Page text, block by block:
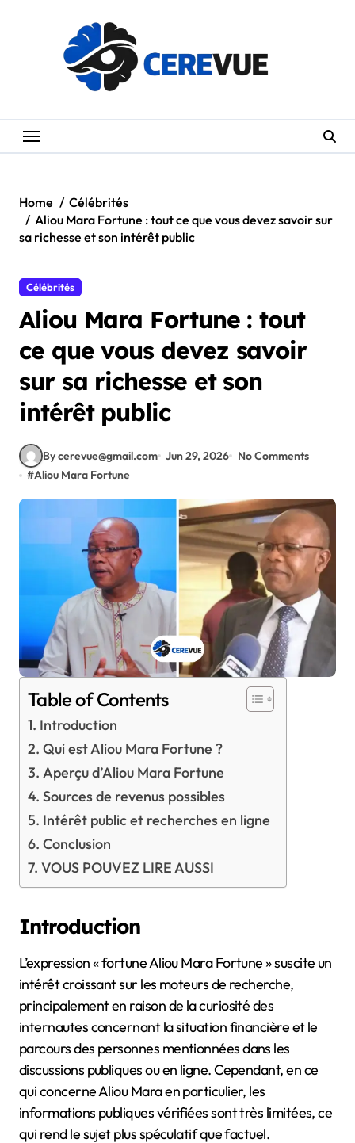
Home
Célébrités
Aliou Mara Fortune : tout ce que vous devez savoir sur
sa richesse et son intérêt public
Célébrités
Aliou Mara Fortune : tout
ce que vous devez savoir
sur sa richesse et son
intérêt public
By cerevue@gmail.com Jun 29, 2026
No Comments
#Aliou Mara Fortune
Table of Contents
Introduction
Qui est Aliou Mara Fortune ?
Aperçu d’Aliou Mara Fortune
Sources de revenus possibles
Intérêt public et recherches en ligne
Conclusion
VOUS POUVEZ LIRE AUSSI
Introduction
L’expression « fortune Aliou Mara Fortune » suscite un
intérêt croissant sur les moteurs de recherche,
principalement en raison de la curiosité des
internautes concernant la situation financière et le
parcours des personnes mentionnées dans les
discussions publiques ou en ligne. Cependant, en ce
qui concerne Aliou Mara en particulier, les
informations publiques vérifiées sont très limitées, ce
qui rend le sujet plus spéculatif que factuel.